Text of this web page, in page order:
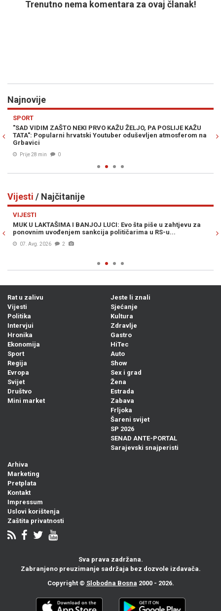
Trenutno nema komentara za ovaj članak!
Najnovije
SPORT
"SAD VIDIM ZAŠTO NEKI PRVO KAŽU ŽELJO, PA POSLIJE KAŽU
TATA": Popularni hrvatski Youtuber oduševljen atmosferom na
Grbavici
Prije 28 min 0
Vijesti / Najčitanije
VIJESTI
MUK U LAKTAŠIMA I BANJOJ LUCI: Evo šta piše u zahtjevu za
ponovnim uvođenjem sankcija političarima u RS-u...
07. Avg. 2026 2
Rat u zalivu
Vijesti
Politika
Intervjui
Hronika
Ekonomija
Sport
Regija
Evropa
Svijet
Društvo
Mini market
Jeste li znali
Sjećanje
Kultura
Zdravlje
Gastro
HiTec
Auto
Show
Sex i grad
Žena
Estrada
Zabava
Frljoka
Šareni svijet
SP 2026
SENAD ANTE-PORTAL
Sarajevski snajperisti
Arhiva
Marketing
Pretplata
Kontakt
Impressum
Uslovi korištenja
Zaštita privatnosti
Sva prava zadržana.
Zabranjeno preuzimanje sadržaja bez dozvole izdavača.
Copyright © Slobodna Bosna 2000 - 2026.